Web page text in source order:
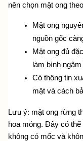
nên chọn mật ong
Mật ong
nguồn gốc
Mật ong đủ
làm bình
Có thông tin
mật và cách
Lưu ý: mật ong rừng
hoa mỏng. Đây có
không có mốc và